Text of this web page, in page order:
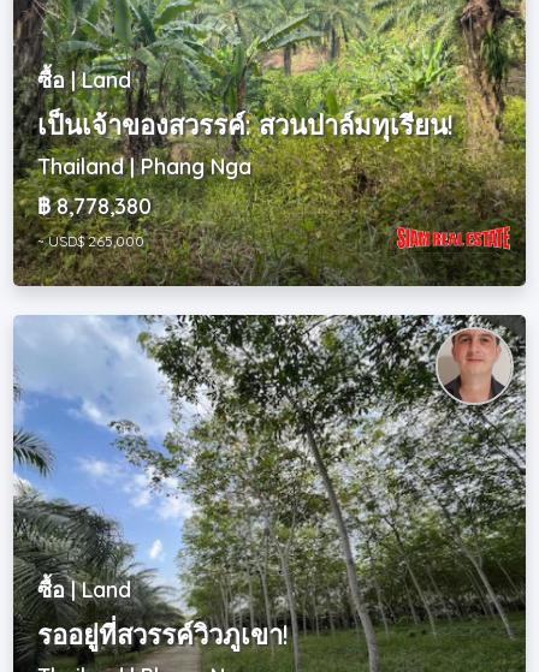
ซื้อ | Land
เป็นเจ้าของสวรรค์: สวนปาล์มทุเรียน!
Thailand | Phang Nga
฿ 8,778,380
~ USD$ 265,000
ซื้อ | Land
รออยู่ที่สวรรค์วิวภูเขา!